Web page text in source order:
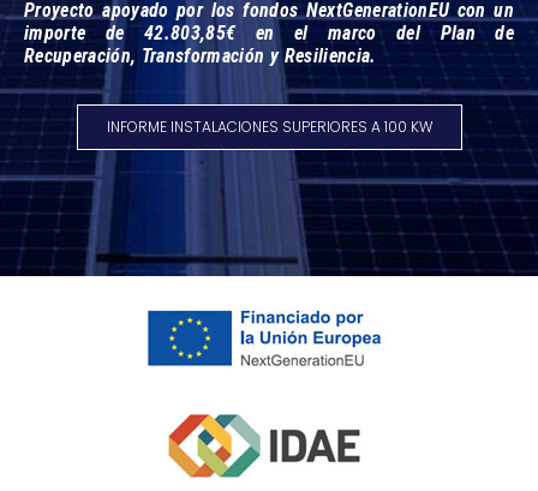
Proyecto apoyado por los fondos NextGenerationEU con un
importe de 42.803,85€ en el marco del Plan de
Recuperación, Transformación y Resiliencia.
INFORME INSTALACIONES SUPERIORES A 100 KW